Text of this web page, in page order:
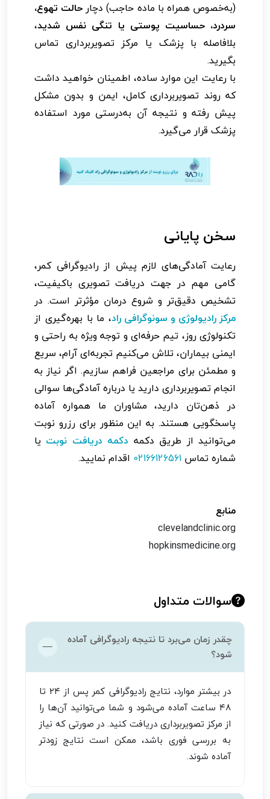
(به‌خصوص همراه با ماده حاجب) دچارحالت تهوع،
سردرد، حساسیت پوستی یا تنگی نفس شدید،
بلافاصله با پزشک یا مرکز تصویربرداری تماس
بگیرید.
با رعایت این موارد ساده، اطمینان خواهید داشت
که روند تصویربرداری کامل، ایمن و بدون مشکل
پیش رفته و نتیجه آن به‌درستی مورد استفاده
پزشک قرار می‌گیرد.
سخن پایانی
رعایت آمادگی‌های لازم پیش از رادیوگرافی کمر،
گامی مهم در جهت دریافت تصویری باکیفیت،
تشخیص دقیق‌تر و شروع درمان مؤثرتر است. در
مرکز رادیولوژی و سونوگرافی راد، ما با بهره‌گیری از
تکنولوژی روز، تیم حرفه‌ای و توجه ویژه به راحتی و
ایمنی بیماران، تلاش می‌کنیم تجربه‌ای آرام، سریع
و مطمئن برای مراجعین فراهم سازیم. اگر نیاز به
انجام تصویربرداری دارید یا درباره آمادگی‌ها سوالی
در ذهن‌تان دارید، مشاوران ما همواره آماده
پاسخگویی هستند. به این منظور برای رزرو نوبت
می‌توانید از طریق دکمه دکمه دریافت نوبت یا
شماره تماس 02166126561 اقدام نمایید.
منابع
clevelandclinic.org
hopkinsmedicine.org
سوالات متداول
چقدر زمان می‌برد تا نتیجه رادیوگرافی آماده
شود؟
در بیشتر موارد، نتایج رادیوگرافی کمر پس از ۲۴ تا
۴۸ ساعت آماده می‌شود و شما می‌توانید آن‌ها را
از مرکز تصویربرداری دریافت کنید. در صورتی که نیاز
به بررسی فوری باشد، ممکن است نتایج زودتر
آماده شوند.